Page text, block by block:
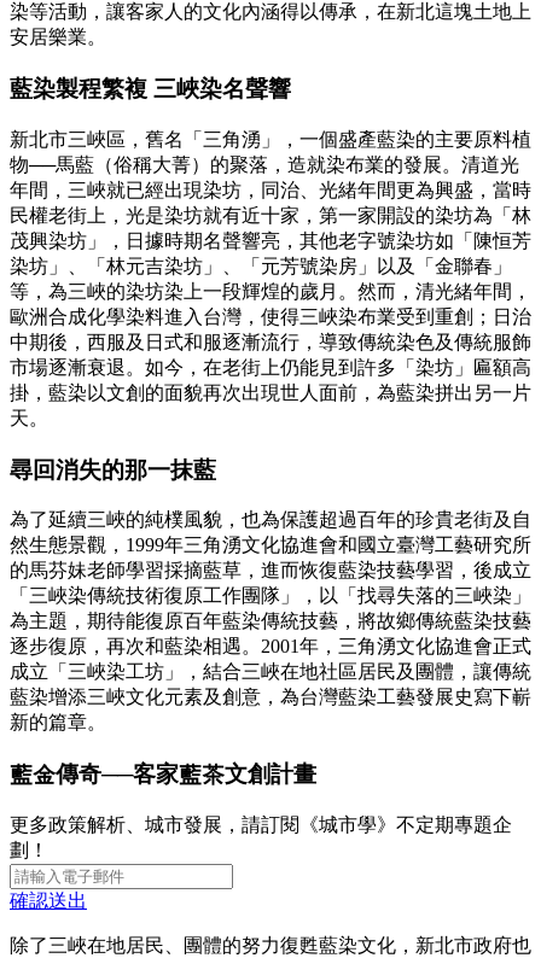
染等活動，讓客家人的文化內涵得以傳承，在新北這塊土地上
安居樂業。
藍染製程繁複 三峽染名聲響
新北市三峽區，舊名「三角湧」，一個盛產藍染的主要原料植
物──馬藍（俗稱大菁）的聚落，造就染布業的發展。清道光
年間，三峽就已經出現染坊，同治、光緒年間更為興盛，當時
民權老街上，光是染坊就有近十家，第一家開設的染坊為「林
茂興染坊」，日據時期名聲響亮，其他老字號染坊如「陳恒芳
染坊」、「林元吉染坊」、「元芳號染房」以及「金聯春」
等，為三峽的染坊染上一段輝煌的歲月。然而，清光緒年間，
歐洲合成化學染料進入台灣，使得三峽染布業受到重創；日治
中期後，西服及日式和服逐漸流行，導致傳統染色及傳統服飾
市場逐漸衰退。如今，在老街上仍能見到許多「染坊」匾額高
掛，藍染以文創的面貌再次出現世人面前，為藍染拼出另一片
天。
尋回消失的那一抹藍
為了延續三峽的純樸風貌，也為保護超過百年的珍貴老街及自
然生態景觀，1999年三角湧文化協進會和國立臺灣工藝研究所
的馬芬妹老師學習採摘藍草，進而恢復藍染技藝學習，後成立
「三峽染傳統技術復原工作團隊」，以「找尋失落的三峽染」
為主題，期待能復原百年藍染傳統技藝，將故鄉傳統藍染技藝
逐步復原，再次和藍染相遇。2001年，三角湧文化協進會正式
成立「三峽染工坊」，結合三峽在地社區居民及團體，讓傳統
藍染增添三峽文化元素及創意，為台灣藍染工藝發展史寫下嶄
新的篇章。
藍金傳奇──客家藍茶文創計畫
更多政策解析、城市發展，請訂閱《城市學》不定期專題企
劃！
確認送出
除了三峽在地居民、團體的努力復甦藍染文化，新北市政府也